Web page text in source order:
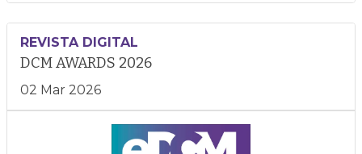
REVISTA DIGITAL
DCM AWARDS 2026
02 Mar 2026